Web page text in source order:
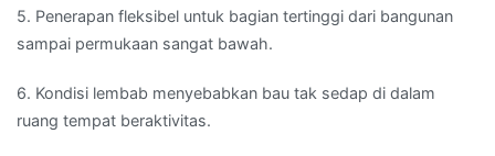
5. Penerapan fleksibel untuk bagian tertinggi dari bangunan
sampai permukaan sangat bawah.
6. Kondisi lembab menyebabkan bau tak sedap di dalam
ruang tempat beraktivitas.